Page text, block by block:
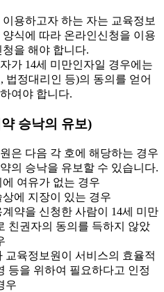
용하고자 하는 자는 교육정보
양식에 따라 온라인신청을 이용
을 해야 합니다.
가 14세 미만인자일 경우에는
법정대리인 등)의 동의를 얻어
여야 합니다.
승낙의 유보)
은 다음 각 호에 해당하는 경우
의 승낙을 유보할 수 있습니다.
에 여유가 없는 경우
상에 지장이 있는 경우
계약을 신청한 사람이 14세 미만
친권자의 동의를 득하지 않았
교육정보원이 서비스의 효율적
등을 위하여 필요하다고 인정
우